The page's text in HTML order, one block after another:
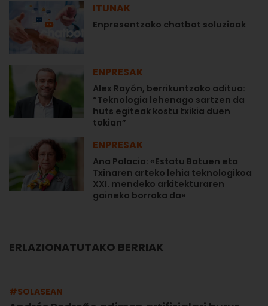
ITUNAK
Enpresentzako chatbot soluzioak
ENPRESAK
Alex Rayón, berrikuntzako aditua:
“Teknologia lehenago sartzen da
huts egiteak kostu txikia duen
tokian”
ENPRESAK
Ana Palacio: «Estatu Batuen eta
Txinaren arteko lehia teknologikoa
XXI. mendeko arkitekturaren
gaineko borroka da»
ERLAZIONATUTAKO BERRIAK
#SOLASEAN